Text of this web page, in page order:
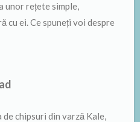
unor rețete simple,
cu ei. Ce spuneți voi despre
chipsuri din varză Kale,